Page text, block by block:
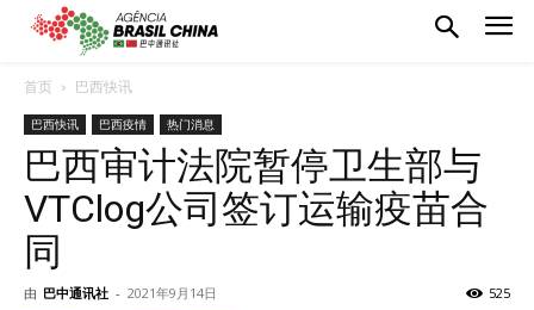
首页 巴西快讯
巴西快讯 巴西疫情 热门消息
巴西审计法院暂停卫生部与
VTClog公司签订运输疫苗合
同
由 巴中通讯社 - 2021年9月14日 525